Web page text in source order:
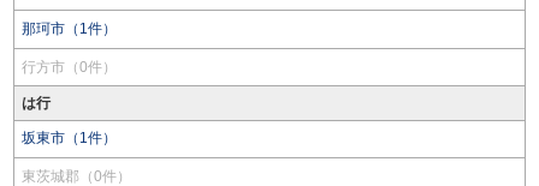
那珂市（1件）
行方市（0件）
は行
坂東市（1件）
東茨城郡（0件）